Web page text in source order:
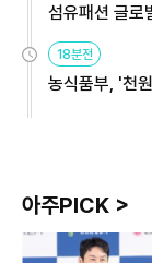
섬유패션 글
18분전
농식품부, '천
아주PICK >